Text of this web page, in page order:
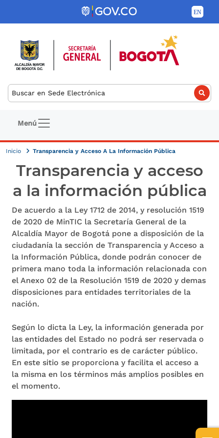
Pasar al contenido principal
Buscar
Navegación principal
Menú
Inicio Transparencia y Acceso A La Información Pública
Transparencia y acceso
a la información pública
De acuerdo a la Ley 1712 de 2014, y resolución 1519
de 2020 de MinTIC la Secretaría General de la
Alcaldía Mayor de Bogotá pone a disposición de la
ciudadanía la sección de Transparencia y Acceso a
la Información Pública, donde podrán conocer de
primera mano toda la información relacionada con
el Anexo 02 de la Resolución 1519 de 2020 y demas
disposiciones para entidades territoriales de la
nación.
Según lo dicta la Ley, la información generada por
las entidades del Estado no podrá ser reservada o
limitada, por el contrario es de carácter público.
En este sitio se proporciona y facilita el acceso a
la misma en los términos más amplios posibles en
el momento.